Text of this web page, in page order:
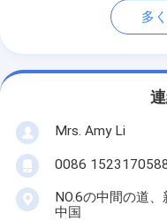
多
Mrs. Amy Li
0086
NO.6の中間の道
中国